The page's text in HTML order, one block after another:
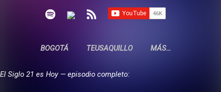
BOGOTÁ TEUSAQUILLO MÁS…
El Siglo 21 es Hoy — episodio completo: